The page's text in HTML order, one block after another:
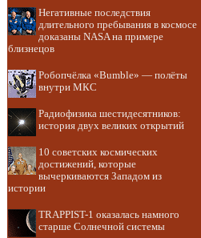
Негативные последствия
длительного пребывания в космосе
доказаны NASA на примере
близнецов
Робопчёлка «Bumble» — полёты
внутри МКС
Радиофизика шестидесятников:
история двух великих открытий
10 советских космических
достижений, которые
вычеркиваются Западом из
истории
TRAPPIST-1 оказалась намного
старше Солнечной системы